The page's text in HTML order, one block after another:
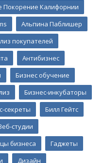
Покорение Калифорнии
Альпина Паблишер
покупателей
Антибизнес
Бизнес обучение
Бизнес-инкубаторы
секреты
Билл Гейтс
студии
бизнеса
Гаджеты
Дизайн